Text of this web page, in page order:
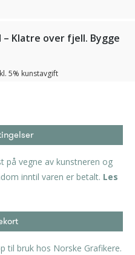
– Klatre over fjell. Bygge
5% kunstavgift
på vegne av kunstneren og
inntil varen er betalt. Les
til bruk hos Norske Grafikere.